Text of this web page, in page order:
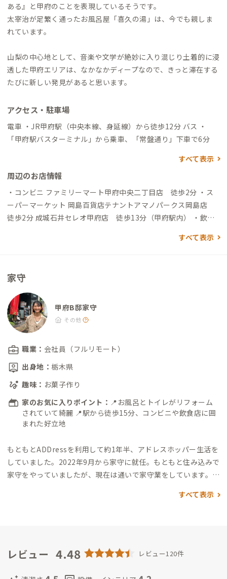
ある』と甲府のことを表現しているそうです。
太宰治が足繁く通ったお風呂屋「喜久の湯」は、今でも親しま
れています。
山梨の中心地として、音楽や文学が絶妙に入り混じり土着的に浸
透した甲府エリアは、なかなかディープなので、きっと滞在する
たびに新しい発見があると思います。
アクセス・駐車場
電車 ・JR甲府駅（中央本線、身延線）から徒歩12分 バス ・
「甲府駅バスターミナル」から乗車、「常盤通り」下車で6分
すべて表示
周辺のお店情報
・コンビニ ファミリーマート甲府中央二丁目店 徒歩2分 ・ス
ーパーマーケット 岡島百貨店テナントアマノパークス岡島店
徒歩2分 成城石井セレオ甲府店 徒歩13分（甲府駅内） ・飲食
すべて表示
家守
甲府B邸家守
その他
職業： 会社員（フルリモート）
出身地： 栃木県
趣味： お菓子作り
家のお気に入りポイント： 📍お風呂とトイレがリフォーム
されていて綺麗 📍駅から徒歩15分、コンビニや飲食店に囲
まれた好立地
もともとADDressを利用して約1年半、アドレスホッパー生活を
していました。2022年9月から家守に就任。 もともと住み込みで
家守をやっていましたが、現在は通いで家守業をしています。 日
すべて表示
レビュー 4.48 レビュー120件